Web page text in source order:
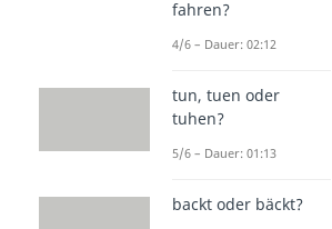
fahren?
4/6 – Dauer: 02:12
tun, tuen oder
tuhen?
5/6 – Dauer: 01:13
backt oder bäckt?